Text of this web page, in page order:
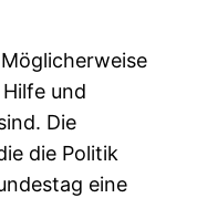
und
Die
die Politik
eine